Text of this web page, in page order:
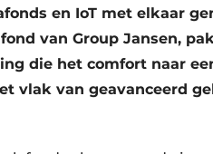
en IoT met elkaar
van Group Jansen,
die het comfort naar
vlak van geavanceerd